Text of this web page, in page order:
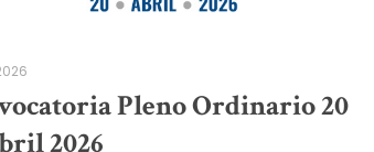
Pleno Ordinario 20
2026